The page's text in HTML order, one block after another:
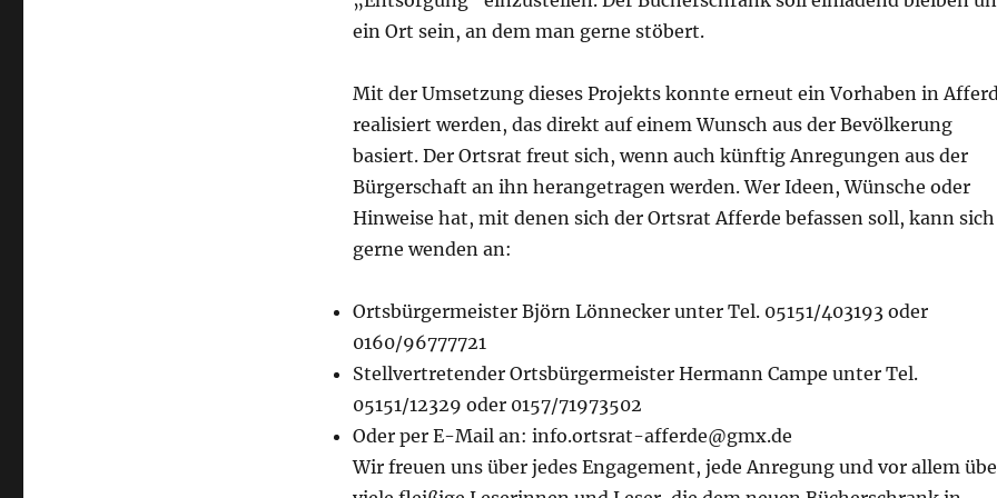
ein Ort sein, an dem man gerne stöbert.
Mit der Umsetzung dieses Projekts konnte erneut ein Vorhaben in
realisiert werden, das direkt auf einem Wunsch aus der Bevölkerung
basiert. Der Ortsrat freut sich, wenn auch künftig Anregungen aus der
Bürgerschaft an ihn herangetragen werden. Wer Ideen, Wünsche oder
Hinweise hat, mit denen sich der Ortsrat Afferde befassen soll, kann sich
gerne wenden an:
Ortsbürgermeister Björn Lönnecker unter Tel. 05151/403193 oder
0160/96777721
Stellvertretender Ortsbürgermeister Hermann Campe unter Tel.
05151/12329 oder 0157/71973502
Oder per E-Mail an: info.ortsrat-afferde@gmx.de
Wir freuen uns über jedes Engagement, jede Anregung und vor allem